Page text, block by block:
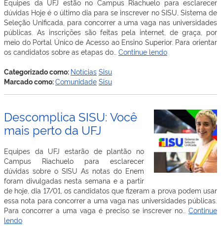
Equipes da UFJ estão no Campus Riachuelo para esclarecer
dúvidas Hoje é o último dia para se inscrever no SISU, Sistema de
Seleção Unificada, para concorrer a uma vaga nas universidades
públicas. As inscrições são feitas pela internet, de graça, por
meio do Portal Único de Acesso ao Ensino Superior. Para orientar
os candidatos sobre as etapas do… Continue lendoDescomplica
inscrições
Categorizado como: Notícias Sisu
Marcado como:Comunidade Sisu
Descomplica SISU: Você
mais perto da UFJ
Equipes da UFJ estarão de plantão no
Campus Riachuelo para esclarecer
dúvidas sobre o SISU As notas do Enem
foram divulgadas nesta semana e a partir
de hoje, dia 17/01, os candidatos que fizeram a prova podem usar
essa nota para concorrer a uma vaga nas universidades públicas.
Para concorrer a uma vaga é preciso se inscrever no… Continue
lendoDescomplica